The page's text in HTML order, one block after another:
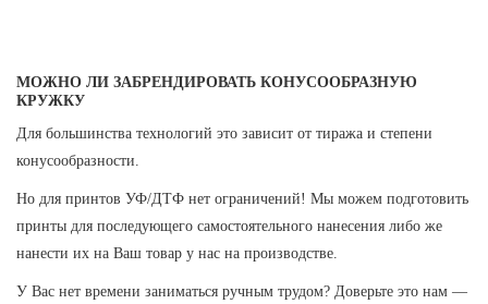
МОЖНО ЛИ ЗАБРЕНДИРОВАТЬ КОНУСООБРАЗНУЮ
КРУЖКУ
Для большинства технологий это зависит от тиража и степени
конусообразности.
Но для принтов УФ/ДТФ нет ограничений! Мы можем подготовить
принты для последующего самостоятельного нанесения либо же
нанести их на Ваш товар у нас на производстве.
У Вас нет времени заниматься ручным трудом? Доверьте это нам —